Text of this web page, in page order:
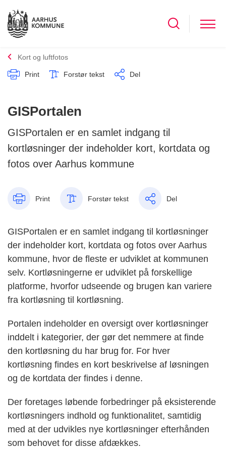
Kort og luftfotos
Print Forstør tekst Del
GISPortalen
GISPortalen er en samlet indgang til
kortløsninger der indeholder kort, kortdata og
fotos over Aarhus kommune
Print Forstør tekst Del
GISPortalen er en samlet indgang til kortløsninger
der indeholder kort, kortdata og fotos over Aarhus
kommune, hvor de fleste er udviklet at kommunen
selv. Kortløsningerne er udviklet på forskellige
platforme, hvorfor udseende og brugen kan variere
fra kortløsning til kortløsning.
Portalen indeholder en oversigt over kortløsninger
inddelt i kategorier, der gør det nemmere at finde
den kortløsning du har brug for. For hver
kortløsning findes en kort beskrivelse af løsningen
og de kortdata der findes i denne.
Der foretages løbende forbedringer på eksisterende
kortløsningers indhold og funktionalitet, samtidig
med at der udvikles nye kortløsninger efterhånden
som behovet for disse afdækkes.